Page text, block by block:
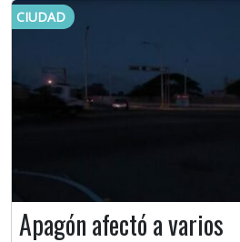
CIUDAD
Apagón afectó a varios